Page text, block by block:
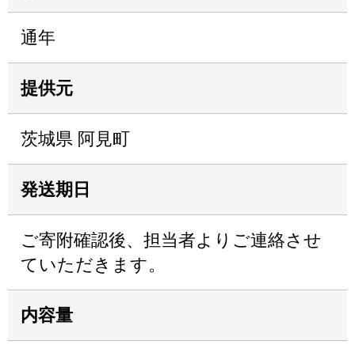
通年
提供元
茨城県 阿見町
発送期日
ご寄附確認後、担当者よりご連絡させ
ていただきます。
内容量